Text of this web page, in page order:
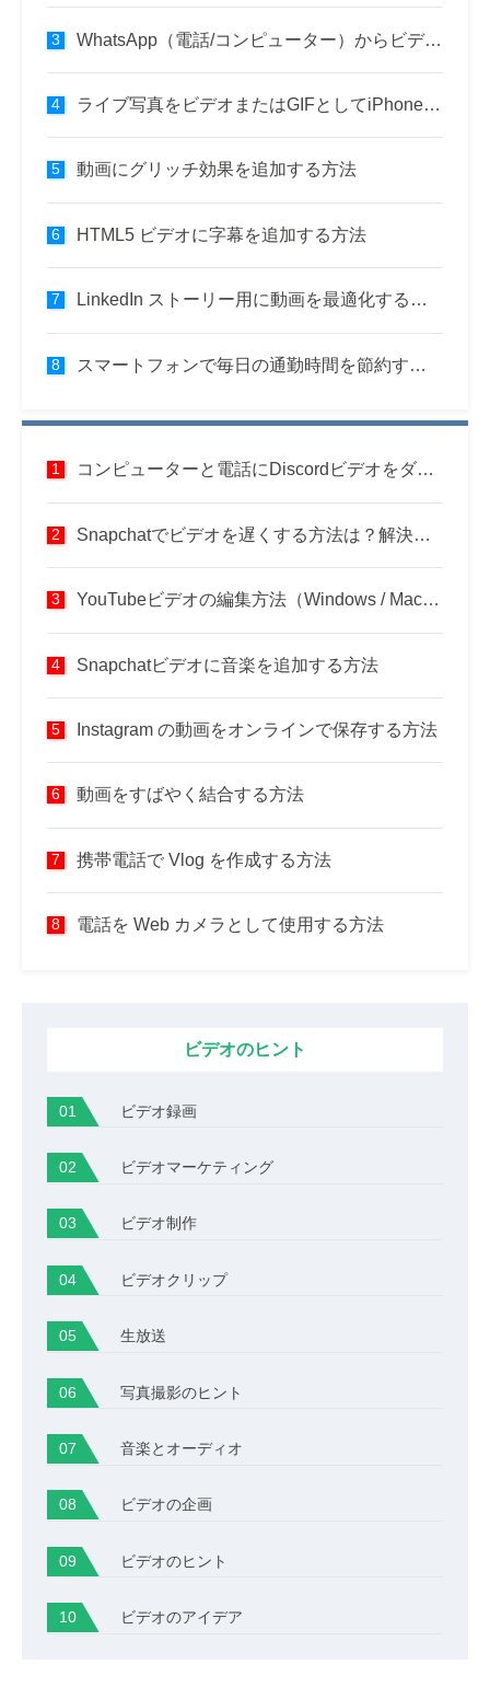
WhatsApp（電話/コンピューター）からビデオを保存する方法
ライブ写真をビデオまたはGIFとしてiPhoneに保存する方法
動画にグリッチ効果を追加する方法
HTML5 ビデオに字幕を追加する方法
LinkedIn ストーリー用に動画を最適化する方法
スマートフォンで毎日の通勤時間を節約する方法
コンピューターと電話にDiscordビデオをダウンロードする方法
Snapchatでビデオを遅くする方法は？解決しました
YouTubeビデオの編集方法（Windows / Mac / Phone）
Snapchatビデオに音楽を追加する方法
Instagram の動画をオンラインで保存する方法
動画をすばやく結合する方法
携帯電話で Vlog を作成する方法
電話を Web カメラとして使用する方法
ビデオのヒント
ビデオ録画
ビデオマーケティング
ビデオ制作
ビデオクリップ
生放送
写真撮影のヒント
音楽とオーディオ
ビデオの企画
ビデオのヒント
ビデオのアイデア